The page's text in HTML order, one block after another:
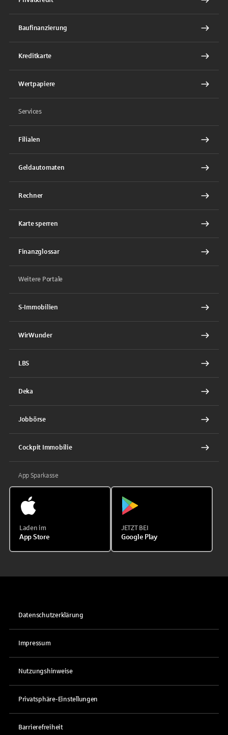
Baufinanzierung
Kreditkarte
Wertpapiere
Services
Filialen
Geldautomaten
Rechner
Karte sperren
Finanzglossar
Weitere Portale
S-Immobilien
WirWunder
LBS
Deka
Jobbörse
Cockpit Immobilie
App Sparkasse
Laden im
App Store
JETZT BEI
Google Play
Datenschutzerklärung
Impressum
Nutzungshinweise
Privatsphäre-Einstellungen
Barrierefreiheit